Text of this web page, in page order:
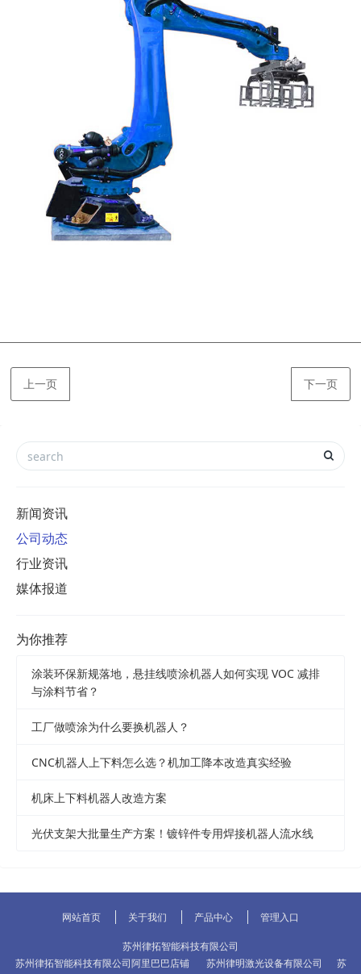
上一页 下一页
新闻资讯
公司动态
行业资讯
媒体报道
为你推荐
涂装环保新规落地，悬挂线喷涂机器人如何实现 VOC 减排
与涂料节省？
工厂做喷涂为什么要换机器人？
CNC机器人上下料怎么选？机加工降本改造真实经验
机床上下料机器人改造方案
光伏支架大批量生产方案！镀锌件专用焊接机器人流水线
网站首页 关于我们 产品中心 管理入口
苏州律拓智能科技有限公司
苏州律拓智能科技有限公司阿里巴巴店铺
苏州律明激光设备有限公司
苏